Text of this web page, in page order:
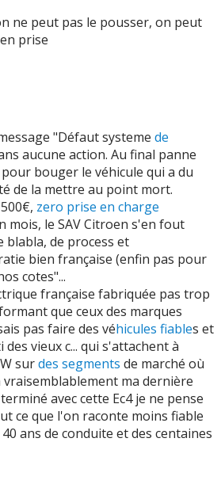
ne peut pas le pousser, on peut
prise
"Défaut systeme de
aucune action. Au final panne
bouger le véhicule qui a du
de la mettre au point mort.
zero prise en charge
le SAV Citroen s'en fout
blabla, de process et
bien française (enfin pas pour
cotes"...
française fabriquée pas trop
que ceux des marques
pas faire des véhicules fiables et
vieux c... qui s'attachent à
surdes segments de marché où
ma dernière
avec cette Ec4 je ne pense
ce que l'on raconte moins fiable
ans de conduite et des centaines